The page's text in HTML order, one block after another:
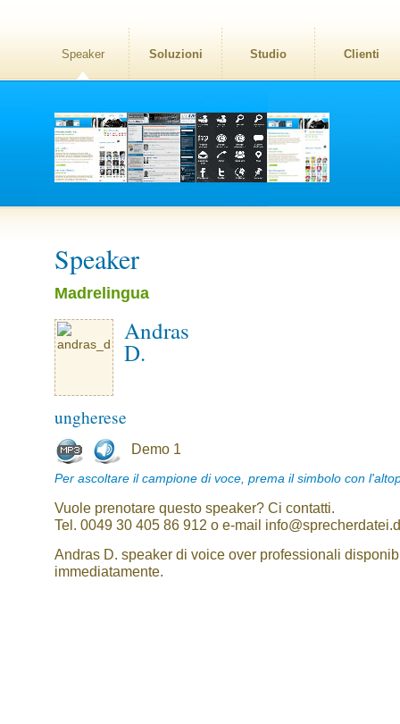
Speaker Soluzioni Studio Clienti
Speaker
Madrelingua
Andras
D.
ungherese
Demo 1
Per ascoltare il campione di voce, prema il simbolo con
Vuole prenotare questo speaker? Ci contatti.
Tel. 0049 30 405 86 912 o e-mail
Andras D. speaker di voice over professionali
immediatamente.